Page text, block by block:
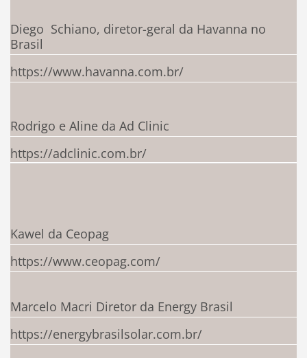
Diego Schiano, diretor-geral da Havanna no
Brasil
https://www.havanna.com.br/
Rodrigo e Aline da Ad Clinic
https://adclinic.com.br/
Kawel da Ceopag
https://www.ceopag.com/
Marcelo Macri Diretor da Energy Brasil
https://energybrasilsolar.com.br/